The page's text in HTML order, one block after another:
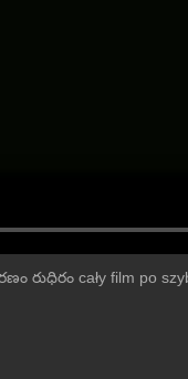
రుధిరం cały film po